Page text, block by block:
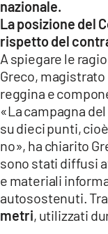
App
ANDROID
APPLE
nazionale.
La posizione del
rispetto del
A spiegare le
Greco,
reggina e
«La campagna
su dieci punti,
no», ha chiarito
sono stati diffusi
e materiali
autosostenuti.
metri, utilizzati